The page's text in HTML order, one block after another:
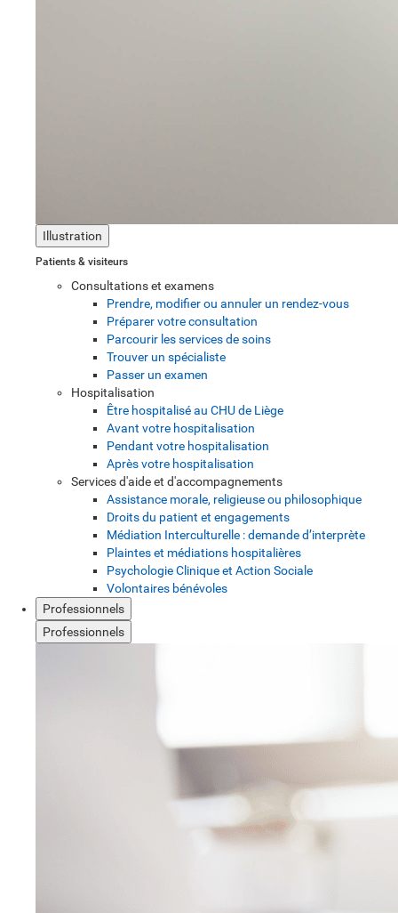
Illustration
Patients & visiteurs
Consultations et examens
Prendre, modifier ou annuler un rendez-vous
Préparer votre consultation
Parcourir les services de soins
Trouver un spécialiste
Passer un examen
Hospitalisation
Être hospitalisé au CHU de Liège
Avant votre hospitalisation
Pendant votre hospitalisation
Après votre hospitalisation
Services d'aide et d'accompagnements
Assistance morale, religieuse ou philosophique
Droits du patient et engagements
Médiation Interculturelle : demande d’interprète
Plaintes et médiations hospitalières
Psychologie Clinique et Action Sociale
Volontaires bénévoles
Professionnels
Professionnels